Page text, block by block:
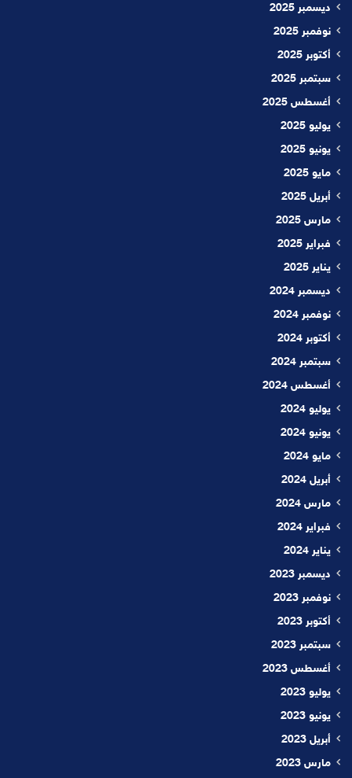
ديسمبر 2025
نوفمبر 2025
أكتوبر 2025
سبتمبر 2025
أغسطس 2025
يوليو 2025
يونيو 2025
مايو 2025
أبريل 2025
مارس 2025
فبراير 2025
يناير 2025
ديسمبر 2024
نوفمبر 2024
أكتوبر 2024
سبتمبر 2024
أغسطس 2024
يوليو 2024
يونيو 2024
مايو 2024
أبريل 2024
مارس 2024
فبراير 2024
يناير 2024
ديسمبر 2023
نوفمبر 2023
أكتوبر 2023
سبتمبر 2023
أغسطس 2023
يوليو 2023
يونيو 2023
أبريل 2023
مارس 2023